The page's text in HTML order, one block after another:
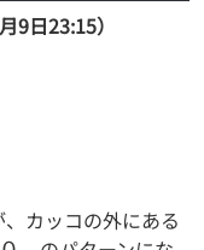
9日23:15）
カッコの外にある